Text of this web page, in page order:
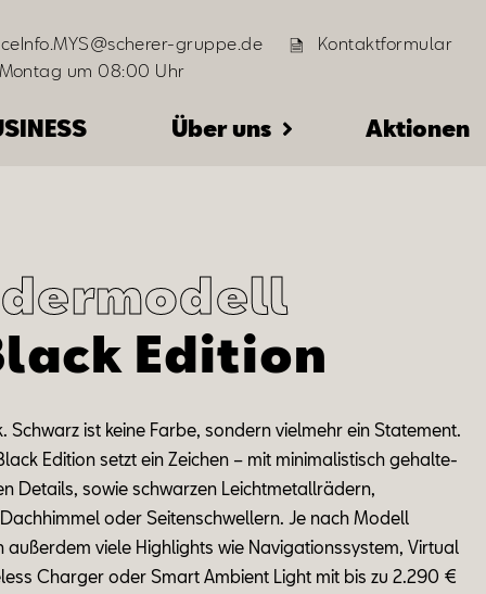
gruppe.de
Kontaktformular
um 08:00 Uhr
Über uns Aktionen
Edition
Schwarz ist kei­ne Far­be son­dern viel­mehr ein State­ment.
Edition setzt ein Zeichen – mit min­i­ma­lis­tisch ge­hal­te­
Details sowie schwarzen Leichtmetallrädern,
himmel oder Seitenschwellern. Je nach Modell
außerdemvie­le Highlights wie Navigationssystem, Virtual
less Charger oder Smart Ambient Light mit bis zu 2.290 €